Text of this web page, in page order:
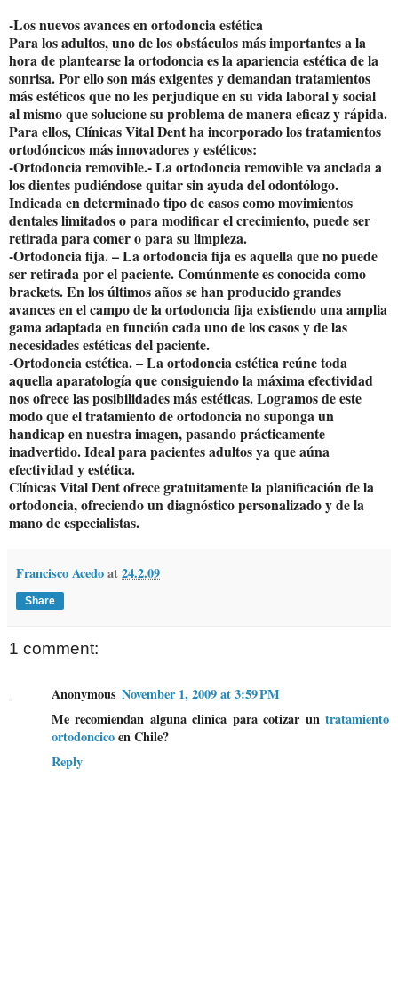
-Los nuevos avances en ortodoncia estética
Para los adultos, uno de los obstáculos más importantes a la
hora de plantearse la ortodoncia es la apariencia estética de la
sonrisa. Por ello son más exigentes y demandan tratamientos
más estéticos que no les perjudique en su vida laboral y social
al mismo que solucione su problema de manera eficaz y rápida.
Para ellos, Clínicas Vital Dent ha incorporado los tratamientos
ortodóncicos más innovadores y estéticos:
-Ortodoncia removible.- La ortodoncia removible va anclada a
los dientes pudiéndose quitar sin ayuda del odontólogo.
Indicada en determinado tipo de casos como movimientos
dentales limitados o para modificar el crecimiento, puede ser
retirada para comer o para su limpieza.
-Ortodoncia fija. – La ortodoncia fija es aquella que no puede
ser retirada por el paciente. Comúnmente es conocida como
brackets. En los últimos años se han producido grandes
avances en el campo de la ortodoncia fija existiendo una amplia
gama adaptada en función cada uno de los casos y de las
necesidades estéticas del paciente.
-Ortodoncia estética. – La ortodoncia estética reúne toda
aquella aparatología que consiguiendo la máxima efectividad
nos ofrece las posibilidades más estéticas. Logramos de este
modo que el tratamiento de ortodoncia no suponga un
handicap en nuestra imagen, pasando prácticamente
inadvertido. Ideal para pacientes adultos ya que aúna
efectividad y estética.
Clínicas Vital Dent ofrece gratuitamente la planificación de la
ortodoncia, ofreciendo un diagnóstico personalizado y de la
mano de especialistas.
Francisco Acedoat24.2.09
Share
1 comment:
Anonymous November 1, 2009 at 3:59 PM
Me recomiendan alguna clinica para cotizar un tratamiento
ortodoncicoen Chile?
Reply